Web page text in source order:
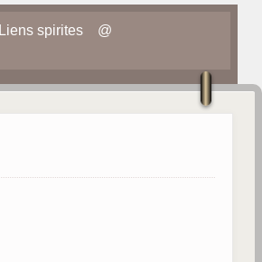
Liens spirites @